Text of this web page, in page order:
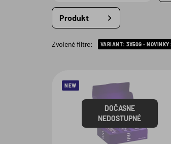
Produkt
Zvolené filtre: VARIANT:3X50G -
DOČASNE
NEDOSTUPNÉ
NEW